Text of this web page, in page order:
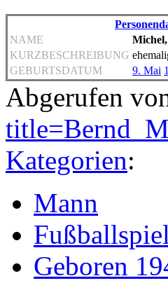
NAME
KURZBESCHREIBUNG
GEBURTSDATUM
9. Mai
Abgerufen
Kategorien:
Mann
Geboren